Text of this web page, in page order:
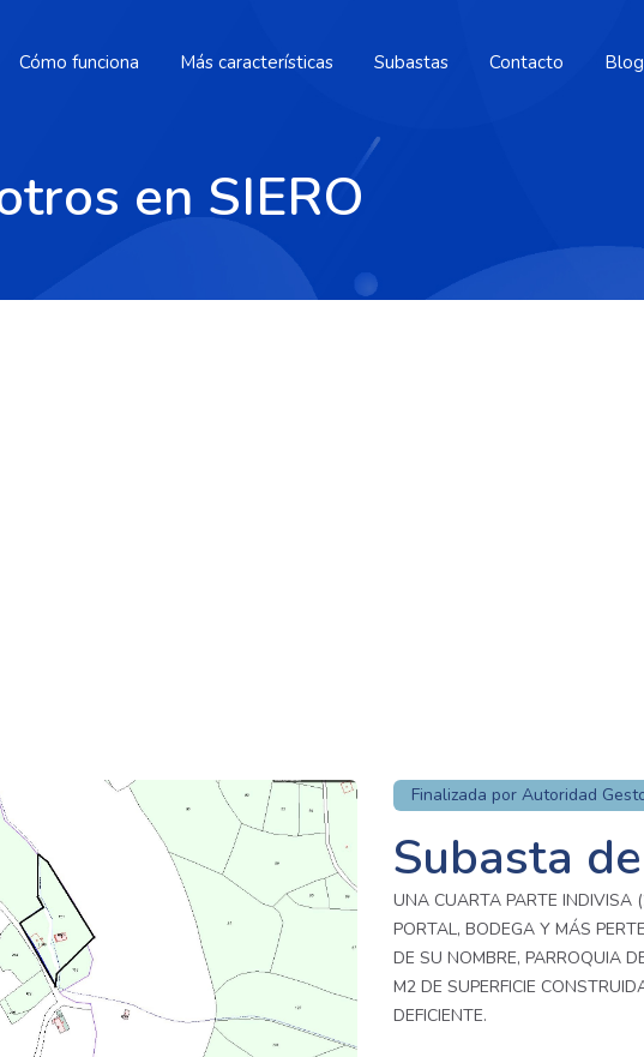
Cómo funciona Más características Subastas Contacto Blog
en SIERO
Finalizada por Autoridad
Subasta
UNA CUARTA PARTE INDIVISA
PORTAL, BODEGA Y MÁS
DE SU NOMBRE, PARROQUIA
M2 DE SUPERFICIE
DEFICIENTE.